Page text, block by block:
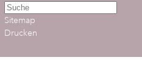
Sitemap
Drucken